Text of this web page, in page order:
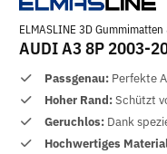
ELMASLINE 3D
AUDI A3 8P 2003-
Passgenau: Perfekte
Hoher Rand:Schützt
Geruchlos: Dank
Hochwertiges